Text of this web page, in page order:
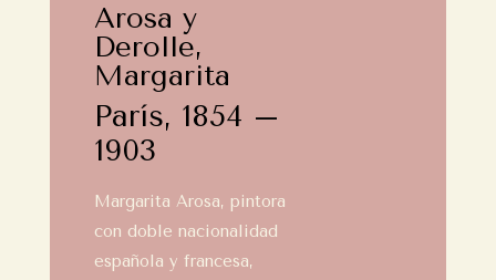
Arosa y
Derolle,
Margarita
París, 1854 –
1903
Margarita Arosa, pintora
con doble nacionalidad
española y francesa,